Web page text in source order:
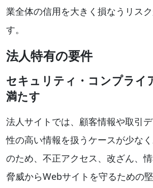
業全体の信用を大きく損なうリス
す。
法人特有の要件
セキュリティ・コンプライ
満たす
法人サイトでは、顧客情報や取引
性の高い情報を扱うケースが少な
のため、不正アクセス、改ざん、
脅威からWebサイトを守るための